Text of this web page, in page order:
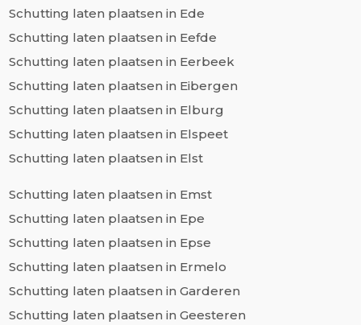
Schutting laten plaatsen in Ede
Schutting laten plaatsen in Eefde
Schutting laten plaatsen in Eerbeek
Schutting laten plaatsen in Eibergen
Schutting laten plaatsen in Elburg
Schutting laten plaatsen in Elspeet
Schutting laten plaatsen in Elst
Schutting laten plaatsen in Emst
Schutting laten plaatsen in Epe
Schutting laten plaatsen in Epse
Schutting laten plaatsen in Ermelo
Schutting laten plaatsen in Garderen
Schutting laten plaatsen in Geesteren